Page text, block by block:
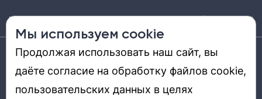
ПОДПИСКА РЕКЛАМА КОНТАКТЫ КАРТА САЙТА ТЭГИ
Средство массовой информации «DGL.RU — Цифровой мир» (www.dgl.ru).
Реестровая запись средства массовой информации (СМИ) сетевого издания ЭЛ №
ФС 77 - 81669, выдано Роскомнадзором 27.08.2021. Учредитель: ООО «ДиДжиЭль».
Главный редактор: Шкред Т. В. Телефон редакции +7901-907-1590. Адрес
Перепечатка материалов и использование их в любой форме, в том числе и в
электронных СМИ, возможны только с письменного разрешения редакции.
Мы используем cookie
Продолжая использовать наш сайт, вы
даёте согласие на обработку файлов cookie,
пользовательских данных в целях